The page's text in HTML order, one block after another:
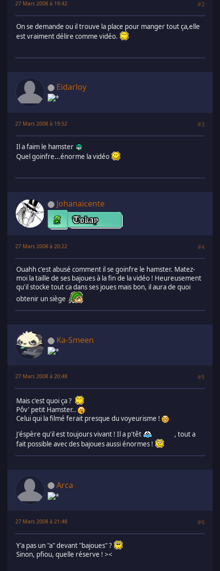
27 Mars 2008 à 19:42 #2
On se demande ou il trouve la place pour manger tout ça,elle
est vraiment délire comme vidéo.
Eidarloy
27 Mars 2008 à 19:52 #3
Il a faim le hamster
Quel goinfre...énorme la vidéo
Johanaicente
27 Mars 2008 à 20:22 #4
Ouahh c'est abusé comment il se goinfre le hamster. Matez-
moi la taille de ses bajoues à la fin de la vidéo ! Heureusement
qu'il stocke tout ca dans ses joues mais bon, il aura de quoi
obtenir un siège
Ka-Smeen
27 Mars 2008 à 20:48 #5
Mais c'est quoi ça ?
Pôv' petit Hamster..
Celui qui la filmé ferait presque du voyeurisme !
J'éspère qu'il est toujours vivant ! Il a p'têt
, tout a
fait possible avec des bajoues aussi énormes !
Arca
27 Mars 2008 à 21:48 #6
Y'a pas un "a" devant "bajoues" ?
Sinon, pfiou, quelle réserve ! ><